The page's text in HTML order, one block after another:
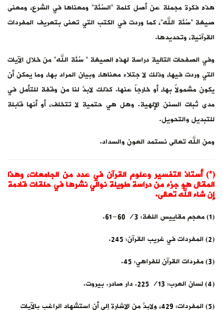
هذه فكرة مجملة عن أصل كلمة “السُنَّة” ومعناها في الشرع، ومعنى
صيغة “سُنَّة الله”، كما وردت في الكتب التي تعنى بتعريف المفردات
القرآنية، وتحديدها.
وفي الصفحات التالية دراسة لهذه الصيغة ” سُنَّة الله” من خلال الآيات
التي وردت فيها، وذلك لا جتلاء معناها، وبيان المراد بها، وما يمكن أن
يكون مشمولاً بها، أو خارجاً عنها. كذلك لابدَّ لنا من وقفة للتأمل في
مدى ثبات السنن الإلهية. وهل هي حتمية لا تتخلف، أو أنها قابلة
للتبديل والتحويل.
ومن الله تعالى نستمد العون والسداد.
(*) أستاذ التفسير وعلوم القرآن في عدد من الجامعات، وهذا
المقال هو جزء من دراسة طويلة نوالي نشرها في حلقات قادمة
إن شاء الله تعالى.
(1) معجم مقاييس اللغة: 3/ 60-61.
(2) المفردات في غريب القرآن: 245.
(3) مفردات القرآن للفراهي: 45.
(4) لسان العرب: 13/ 225. دار صادر. بيروت.
(5) المفردات: 429، ولابدَّ من الإشارة إلى أن استشهاد الراغب بالآيات